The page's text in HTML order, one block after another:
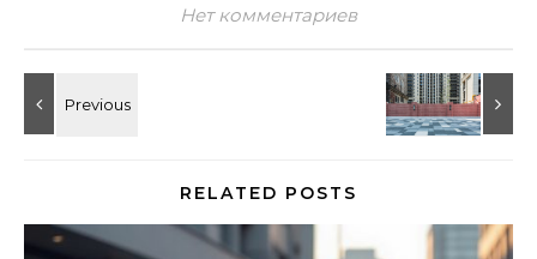
Нет комментариев
RELATED POSTS